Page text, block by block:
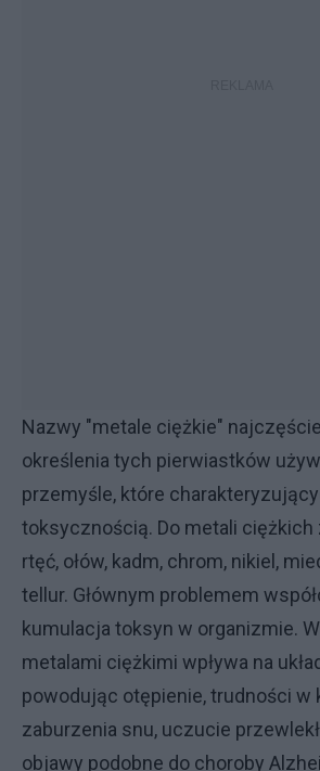
Nazwy "metale ciężkie"
określenia tych pierwiastków
przemyśle, które
toksycznością. Do metali ciężkich
rtęć, ołów, kadm, chrom, nikiel,
tellur. Głównym problemem
kumulacja toksyn w organizmie.
metalami ciężkimi wpływa na
powodując otępienie, trudności w
zaburzenia snu, uczucie
objawy podobne do choroby